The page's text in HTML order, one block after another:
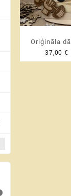
Oriģināla
svētkos –
37,00€